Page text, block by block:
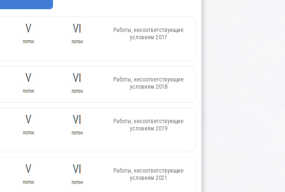
Работы, несоответствующие
условиям 2017
Работы, несоответствующие
условиям 2018
Работы, несоответствующие
условиям 2019
Работы, несоответствующие
условиям 2021